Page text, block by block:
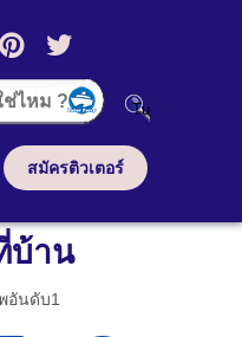
สมัครติวเตอร์
บ้าน
อันดับ1